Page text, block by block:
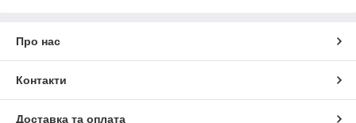
Про нас
Контакти
Доставка та оплата